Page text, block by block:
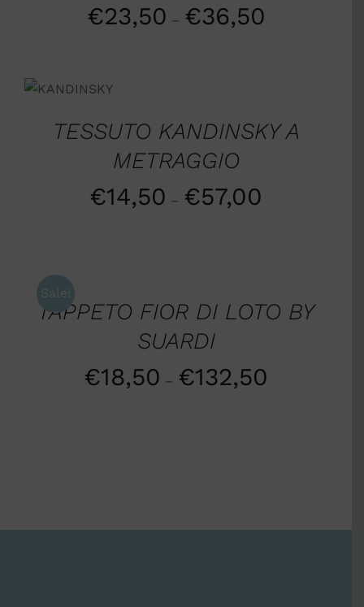
€23,50 – €36,50
/
TESSUTO KANDINSKY A
METRAGGIO
€14,50 – €57,00
Sale!
DETTAGLI
TAPPETO FIOR DI LOTO BY
SUARDI
€18,50 – €132,50